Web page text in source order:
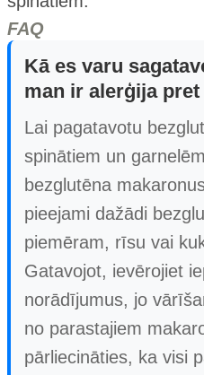
FAQ
Kā es varu
man ir alerģija
Lai pagatavotu
spinātiem un
bezglutēna
pieejami dažādi
piemēram, rīsu vai
Gatavojot, ievērojiet
norādījumus, jo
no parastajiem
pārliecināties, ka visi